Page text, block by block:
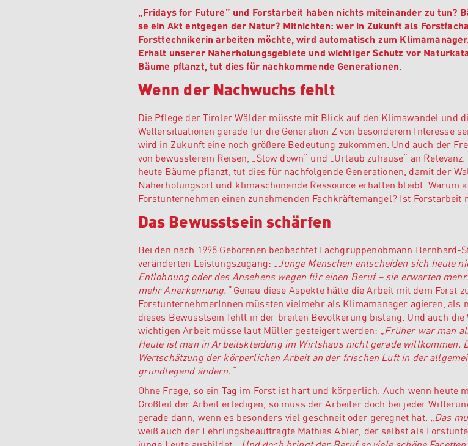
„Fridays for Future” und Forstarbeit haben nichts miteinander zu tun?
se ein Akt entgegen der Natur? Mitnichten: wer in Zukunft als
Forsttechnikerin arbeiten möchte, wird automatisch zum
Erhalt unserer Naherholungsgebiete und wichtiger Schutz vor
Bäume pflanzt, tut dies für nachkommende Generationen.
Wenn der Nachwuchs fehlt
Die Pflege der Tiroler Wälder müsste mit Blick auf den Klimawandel und
Wettersituationen gerade für die Generation Z von besonderem Interesse
wird in Zukunft eine noch größere Bedeutung zukommen. Und auch der
von bewussterem Reisen, „Slow down“ und „Urlaub zuhause“ an
heute Bäume pflanzt, tut dies für nachfolgende Generationen, damit der
Naherholungsort und klimaschonende Ressource erhalten bleibt. Warum
Forstunternehmen einen zunehmenden Fachkräftemangel? Ist Forstarbeit
Das Bewusstsein schärfen
Bei den nach 1995 Geborenen beobachtet Fachgruppenobmann Bernhard-
veränderten Leistungszugang: „Junge Menschen entscheiden sich heute
Entlohnung oder des Ansehens wegen für einen Beruf – sie erwarten
mehr Anerkennung.“Genau diese Aspekte hätte die Arbeit mit dem Forst
ForstunternehmerInnen müssten vielmehr als Klimamanager agieren, als
dieses Bewusstsein fehlt in der breiten Bevölkerung bislang. Und auch die
wichtigen Arbeit müsse laut Müller gesteigert werden: „Früher war man
Heute ist man in Arbeitskleidung im Wirtshaus nicht gerade willkommen.
Wertschätzung der körperlichen Arbeit an der frischen Luft in der
grundlegend ändern.“
Ohne Frage, so ein Tag im Forst ist hart und körperlich. Auch wenn heute
Großteil der Arbeit erledigen, so muss der Arbeiter doch bei jeder
gerade dann, wenn es besonders viel geschneit oder geregnet hat. „Das
weiß auch der Lehrlingsbeauftragte Mathias Abler, der selbst als